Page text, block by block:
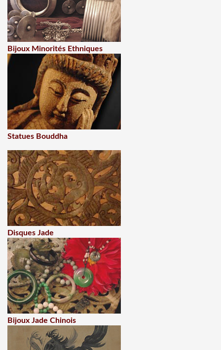
Bijoux Minorités Ethniques
Statues Bouddha
Disques Jade
Bijoux Jade Chinois